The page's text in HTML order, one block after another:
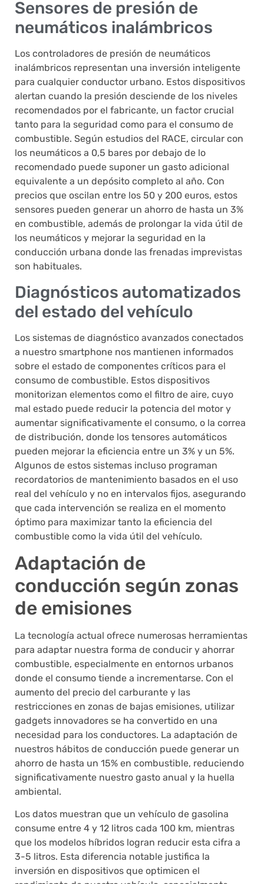
Sensores de presión de
neumáticos inalámbricos
Los controladores de presión de neumáticos
inalámbricos representan una inversión inteligente
para cualquier conductor urbano. Estos dispositivos
alertan cuando la presión desciende de los niveles
recomendados por el fabricante, un factor crucial
tanto para la seguridad como para el consumo de
combustible. Según estudios del RACE, circular con
los neumáticos a 0,5 bares por debajo de lo
recomendado puede suponer un gasto adicional
equivalente a un depósito completo al año. Con
precios que oscilan entre los 50 y 200 euros, estos
sensores pueden generar un ahorro de hasta un 3%
en combustible, además de prolongar la vida útil de
los neumáticos y mejorar la seguridad en la
conducción urbana donde las frenadas imprevistas
son habituales.
Diagnósticos automatizados
del estado del vehículo
Los sistemas de diagnóstico avanzados conectados
a nuestro smartphone nos mantienen informados
sobre el estado de componentes críticos para el
consumo de combustible. Estos dispositivos
monitorizan elementos como el filtro de aire, cuyo
mal estado puede reducir la potencia del motor y
aumentar significativamente el consumo, o la correa
de distribución, donde los tensores automáticos
pueden mejorar la eficiencia entre un 3% y un 5%.
Algunos de estos sistemas incluso programan
recordatorios de mantenimiento basados en el uso
real del vehículo y no en intervalos fijos, asegurando
que cada intervención se realiza en el momento
óptimo para maximizar tanto la eficiencia del
combustible como la vida útil del vehículo.
Adaptación de
conducción según zonas
de emisiones
La tecnología actual ofrece numerosas herramientas
para adaptar nuestra forma de conducir y ahorrar
combustible, especialmente en entornos urbanos
donde el consumo tiende a incrementarse. Con el
aumento del precio del carburante y las
restricciones en zonas de bajas emisiones, utilizar
gadgets innovadores se ha convertido en una
necesidad para los conductores. La adaptación de
nuestros hábitos de conducción puede generar un
ahorro de hasta un 15% en combustible, reduciendo
significativamente nuestro gasto anual y la huella
ambiental.
Los datos muestran que un vehículo de gasolina
consume entre 4 y 12 litros cada 100 km, mientras
que los modelos híbridos logran reducir esta cifra a
3-5 litros. Esta diferencia notable justifica la
inversión en dispositivos que optimicen el